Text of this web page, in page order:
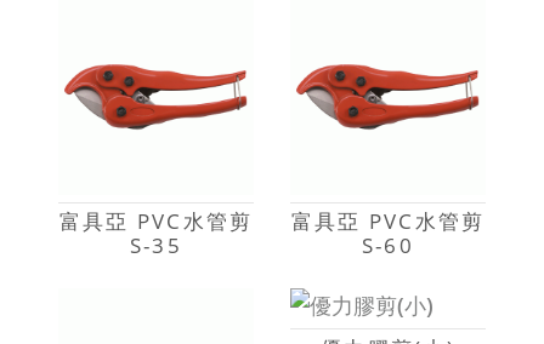
富具亞 PVC水管剪
S-35
富具亞 PVC水管剪
S-60